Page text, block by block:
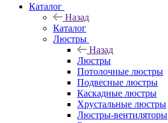
Каталог
Назад
Каталог
Люстры
Назад
Люстры
Потолочные люстры
Подвесные люстры
Каскадные люстры
Хрустальные люстры
Люстры-вентиляторы